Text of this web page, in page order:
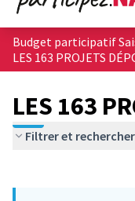
Budget participatif
LES 163 PROJETS
LES 163
Filtrer et rechercher